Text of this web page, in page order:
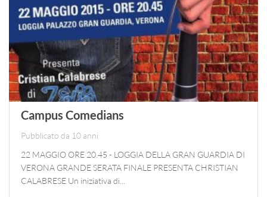
Campus Comedians
Pubblicato da 10 anni
22 MAGGIO ORE 20.45 - LOGGIA DELLA GRAN GUARDIA DI
VERONA GRANDE SERATA FINALE PRESENTA CHRISTIAN
CALABRESE Un iniziativa di...